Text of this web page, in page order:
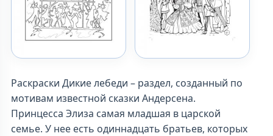
Раскраски Дикие лебеди – раздел, созданный по
мотивам известной сказки Андерсена.
Принцесса Элиза самая младшая в царской
семье. У нее есть одиннадцать братьев, которых